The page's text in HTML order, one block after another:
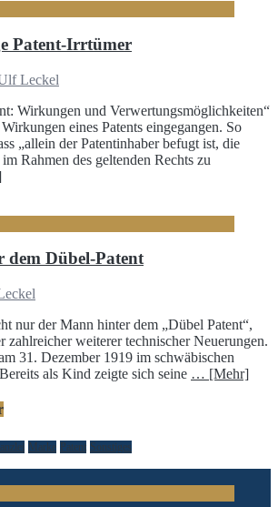
Patent-Irrtümer
Leckel
Wirkungen und Verwertungsmöglichkeiten“
eines Patents eingegangen. So
„allein der Patentinhaber befugt ist, die
Rahmen des geltenden Rechts zu
Dübel-Patent
nur der Mann hinter dem „Dübel Patent“,
zahlreicher weiterer technischer Neuerungen.
31. Dezember 1919 im schwäbischen
als Kind zeigte sich seine … [Mehr]
Marke Patent Sonstiges